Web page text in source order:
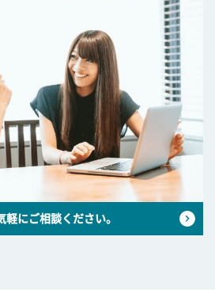
にご相談ください。